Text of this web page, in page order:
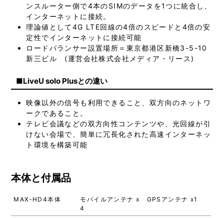
ンスルーター側で4本のSIMのデータを1つに統合し、
インターネットに接続。
理論値として4G LTE回線の4倍のスピードと4倍の安
定性でインターネットに接続可能
ロードバランサー設置場所＝東京都港区新橋3-5-10
新三ビル (運営会社株式会社メディア・リース)
■LiveU solo Plusとの違い
映像以外の信号も利用できること、双方向のネットワ
ークであること。
テレビ会議などの双方向性コンテンツや、光回線が引
けない会場で、簡単に冗長化された高速インターネッ
ト環境を構築可能
本体と付属品
MAX-HD4本体
モバイルアンテナ x
4
GPSアンテナ x1